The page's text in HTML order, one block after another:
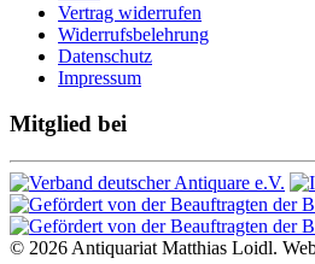
Vertrag widerrufen
Widerrufsbelehrung
Datenschutz
Impressum
Mitglied bei
© 2026 Antiquariat Matthias Loidl.